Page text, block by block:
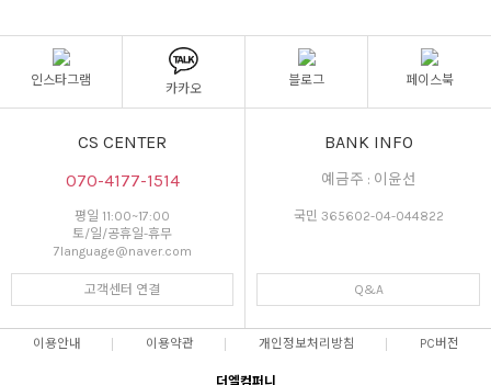
인스타그램
카카오
블로그 페이스북
CS CENTER
070-4177-1514
평일 11:00~17:00
토/일/공휴일-휴무
7language@naver.com
고객센터 연결
BANK INFO
예금주 : 이윤선
국민 365602-04-044822
Q&A
이용안내 이용약관 개인정보처리방침 PC버전
더엘컴퍼니